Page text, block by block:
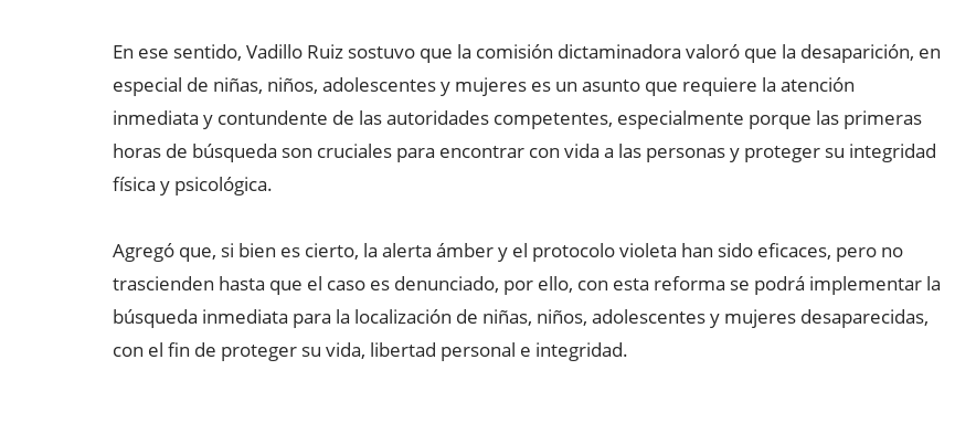
En ese sentido, Vadillo Ruiz sostuvo que la comisión dictaminadora valoró que la desaparición, en
especial de niñas, niños, adolescentes y mujeres es un asunto que requiere la atención
inmediata y contundente de las autoridades competentes, especialmente porque las primeras
horas de búsqueda son cruciales para encontrar con vida a las personas y proteger su integridad
física y psicológica.
Agregó que, si bien es cierto, la alerta ámber y el protocolo violeta han sido eficaces, pero no
trascienden hasta que el caso es denunciado, por ello, con esta reforma se podrá implementar la
búsqueda inmediata para la localización de niñas, niños, adolescentes y mujeres desaparecidas,
con el fin de proteger su vida, libertad personal e integridad.